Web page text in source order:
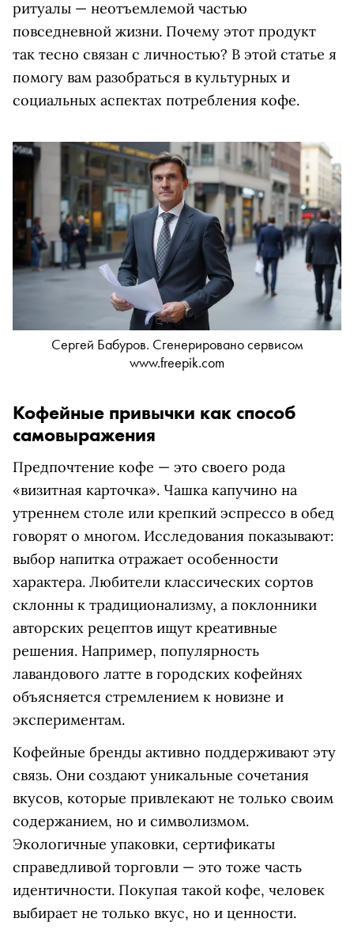
ритуалы — неотъемлемой частью
повседневной жизни. Почему этот продукт
так тесно связан с личностью? В этой статье я
помогу вам разобраться в культурных и
социальных аспектах потребления кофе.
Сергей Бабуров. Сгенерировано сервисом
www.freepik.com
Кофейные привычки как способ
самовыражения
Предпочтение кофе — это своего рода
«визитная карточка». Чашка капучино на
утреннем столе или крепкий эспрессо в обед
говорят о многом. Исследования показывают:
выбор напитка отражает особенности
характера. Любители классических сортов
склонны к традиционализму, а поклонники
авторских рецептов ищут креативные
решения. Например, популярность
лавандового латте в городских кофейнях
объясняется стремлением к новизне и
экспериментам.
Кофейные бренды активно поддерживают эту
связь. Они создают уникальные сочетания
вкусов, которые привлекают не только своим
содержанием, но и символизмом.
Экологичные упаковки, сертификаты
справедливой торговли — это тоже часть
идентичности. Покупая такой кофе, человек
выбирает не только вкус, но и ценности.